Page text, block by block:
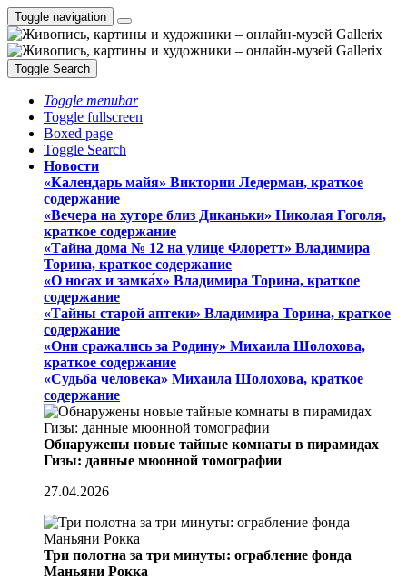
Toggle navigation
Toggle Search
Toggle menubar
Toggle fullscreen
Boxed page
Toggle Search
Новости
«Календарь майя» Виктории Ледерман, краткое
содержание
«Вечера на хуторе близ Диканьки» Николая Гоголя,
краткое содержание
«Тайна дома № 12 на улице Флоретт» Владимира
Торина, краткое содержание
«О носах и замка́х» Владимира Торина, краткое
содержание
«Тайны старой аптеки» Владимира Торина, краткое
содержание
«Они сражались за Родину» Михаила Шолохова,
краткое содержание
«Судьба человека» Михаила Шолохова, краткое
содержание
Обнаружены новые тайные комнаты в пирамидах
Гизы: данные мюонной томографии
27.04.2026
Три полотна за три минуты: ограбление фонда
Маньяни Рокка